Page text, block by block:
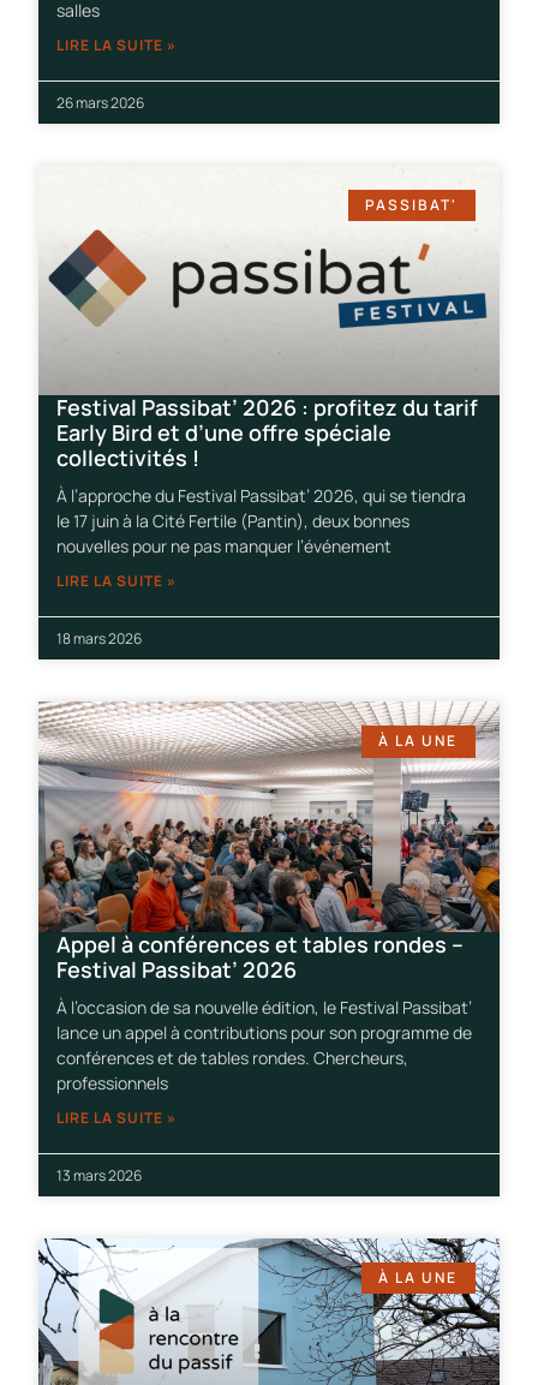
salles
LIRE LA SUITE »
26 mars 2026
PASSIBAT'
Festival Passibat’ 2026 : profitez du tarif
Early Bird et d’une offre spéciale
collectivités !
À l’approche du Festival Passibat’ 2026, qui se tiendra
le 17 juin à la Cité Fertile (Pantin), deux bonnes
nouvelles pour ne pas manquer l’événement
LIRE LA SUITE »
18 mars 2026
À LA UNE
Appel à conférences et tables rondes –
Festival Passibat’ 2026
À l’occasion de sa nouvelle édition, le Festival Passibat’
lance un appel à contributions pour son programme de
conférences et de tables rondes. Chercheurs,
professionnels
LIRE LA SUITE »
13 mars 2026
À LA UNE